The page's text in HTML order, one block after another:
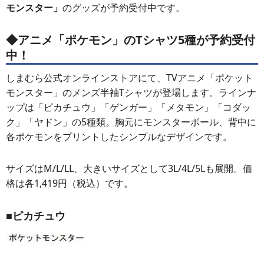
モンスター」 のグッズが予約受付中です。
◆アニメ「ポケモン」のTシャツ5種が予約受付
中！
しまむら公式オンラインストアにて、TVアニメ「ポケット
モンスター」のメンズ半袖Tシャツが登場します。ラインナ
ップは「ピカチュウ」「ゲンガー」「メタモン」「コダッ
ク」「ヤドン」の5種類。胸元にモンスターボール、背中に
各ポケモンをプリントしたシンプルなデザインです。
サイズはM/L/LL、大きいサイズとして3L/4L/5Lも展開。価
格は各1,419円（税込）です。
■ピカチュウ